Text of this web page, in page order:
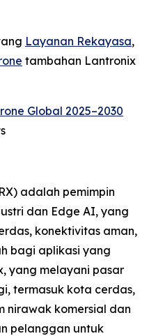
Layanan Rekayasa,
tambahan Lantronix
Global 2025–2030
adalah pemimpin
dan Edge AI, yang
konektivitas aman,
bagi aplikasi yang
yang melayani pasar
termasuk kota cerdas,
nirawak komersial dan
pelanggan untuk